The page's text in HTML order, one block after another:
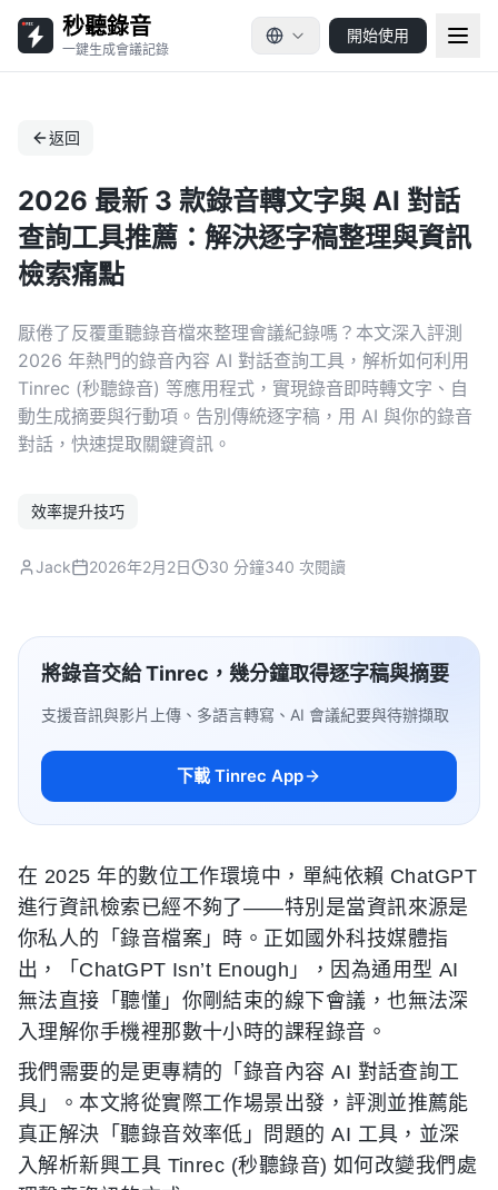
秒聽錄音
一鍵生成會議記錄
開始使用
返回
2026 最新 3 款錄音轉文字與 AI 對話
查詢工具推薦：解決逐字稿整理與資訊
檢索痛點
厭倦了反覆重聽錄音檔來整理會議紀錄嗎？本文深入評測
2026 年熱門的錄音內容 AI 對話查詢工具，解析如何利用
Tinrec (秒聽錄音) 等應用程式，實現錄音即時轉文字、自
動生成摘要與行動項。告別傳統逐字稿，用 AI 與你的錄音
對話，快速提取關鍵資訊。
效率提升技巧
Jack 2026年2月2日 30 分鐘340 次閱讀
將錄音交給 Tinrec，幾分鐘取得逐字稿與摘要
支援音訊與影片上傳、多語言轉寫、AI 會議紀要與待辦擷取
下載 Tinrec App
在 2025 年的數位工作環境中，單純依賴 ChatGPT
進行資訊檢索已經不夠了——特別是當資訊來源是
你私人的「錄音檔案」時。正如國外科技媒體指
出，「ChatGPT Isn’t Enough」，因為通用型 AI
無法直接「聽懂」你剛結束的線下會議，也無法深
入理解你手機裡那數十小時的課程錄音。
我們需要的是更專精的「錄音內容 AI 對話查詢工
具」。本文將從實際工作場景出發，評測並推薦能
真正解決「聽錄音效率低」問題的 AI 工具，並深
入解析新興工具 Tinrec (秒聽錄音) 如何改變我們處